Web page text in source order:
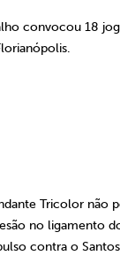
convocou 18
Tricolor não
no ligamento
contra o